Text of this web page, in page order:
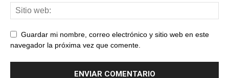
Guardar mi nombre, correo electrónico y sitio web en este
navegador la próxima vez que comente.